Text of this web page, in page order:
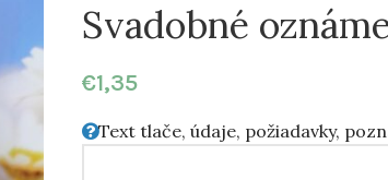
Svadobné
€1,35
Text tlače, údaje, požiadavky,